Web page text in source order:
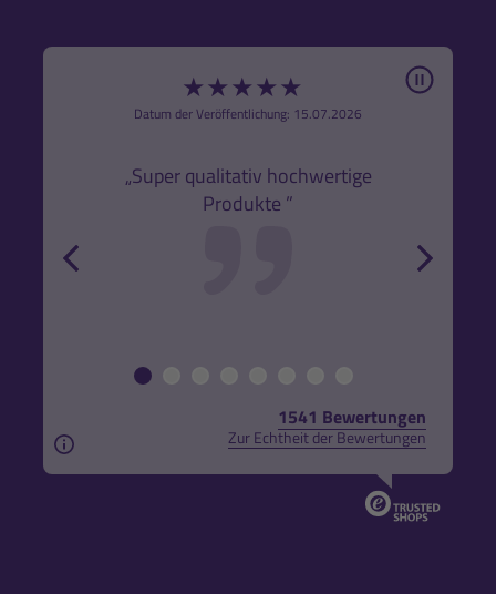
★★★★★
Datum der Veröffentlichung: 15.07.2026
„Super qualitativ hochwertige
Produkte ”
Pause
1541 Bewertungen
Zur Echtheit der Bewertungen
Aus rechtlichen Gründen weisen wir darauf hin,